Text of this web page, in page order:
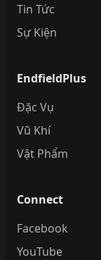
Tin Tức
Sự Kiện
EndfieldPlus
Đặc Vụ
Vũ Khí
Vật Phẩm
Connect
Facebook
YouTube